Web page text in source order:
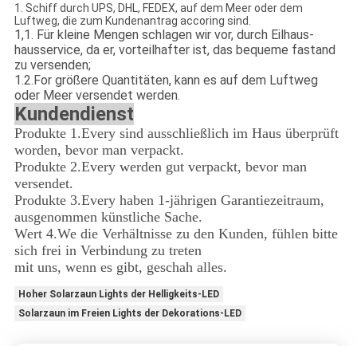
1. Schiff durch UPS, DHL, FEDEX, auf dem Meer oder dem
Luftweg, die zum Kundenantrag accoring sind.
1,1. Für kleine Mengen schlagen wir vor, durch Eilhaus-
hausservice, da er, vorteilhafter ist, das bequeme fastand
zu versenden;
1.2.For größere Quantitäten, kann es auf dem Luftweg
oder Meer versendet werden.
Kundendienst
Produkte 1.Every sind ausschließlich im Haus überprüft
worden, bevor man verpackt.
Produkte 2.Every werden gut verpackt, bevor man
versendet.
Produkte 3.Every haben 1-jährigen Garantiezeitraum,
ausgenommen künstliche Sache.
Wert 4.We die Verhältnisse zu den Kunden, fühlen bitte
sich frei in Verbindung zu treten
mit uns, wenn es gibt, geschah alles.
Hoher Solarzaun Lights der Helligkeits-LED
Solarzaun im Freien Lights der Dekorations-LED